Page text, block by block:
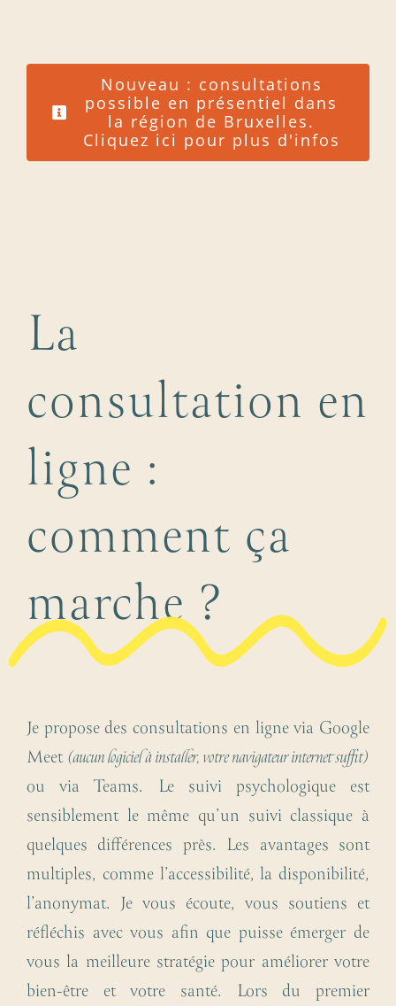
Nouveau : consultations
possible en présentiel dans
la région de Bruxelles.
Cliquez ici pour plus d'infos
La
consultation en
ligne :
comment ça
marche ?
Je propose des consultations en ligne via Google
Meet(aucun logiciel à installer, votre navigateur internet suffit)
ou via Teams. Le suivi psychologique est
sensiblement le même qu’un suivi classique à
quelques différences près. Les avantages sont
multiples, comme l’accessibilité, la disponibilité,
l’anonymat. Je vous écoute, vous soutiens et
réfléchis avec vous afin que puisse émerger de
vous la meilleure stratégie pour améliorer votre
bien-être et votre santé. Lors du premier